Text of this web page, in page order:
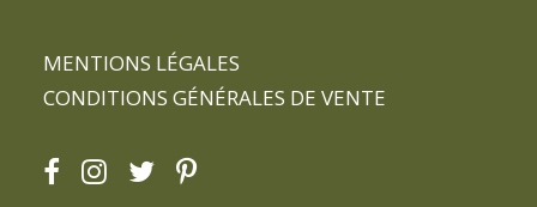
MENTIONS LÉGALES
CONDITIONS GÉNÉRALES DE VENTE